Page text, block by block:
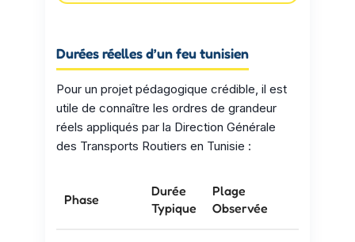
Durées réelles d’un feu tunisien
Pour un projet pédagogique crédible, il est
utile de connaître les ordres de grandeur
réels appliqués par la Direction Générale
des Transports Routiers en Tunisie :
Phase
Durée
Typique
Plage
Observée